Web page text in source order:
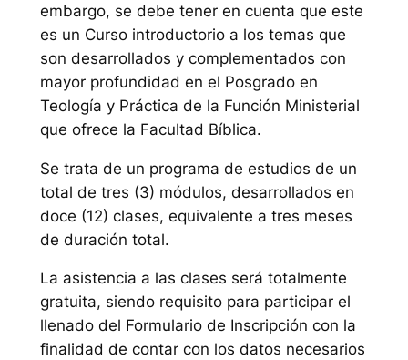
embargo, se debe tener en cuenta que este
es un Curso introductorio a los temas que
son desarrollados y complementados con
mayor profundidad en el Posgrado en
Teología y Práctica de la Función Ministerial
que ofrece la Facultad Bíblica.
Se trata de un programa de estudios de un
total de tres (3) módulos, desarrollados en
doce (12) clases, equivalente a tres meses
de duración total.
La asistencia a las clases será totalmente
gratuita, siendo requisito para participar el
llenado del Formulario de Inscripción con la
finalidad de contar con los datos necesarios